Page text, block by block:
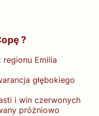
?
regionu Emilia
głębokiego
i win czerwonych
próżniowo